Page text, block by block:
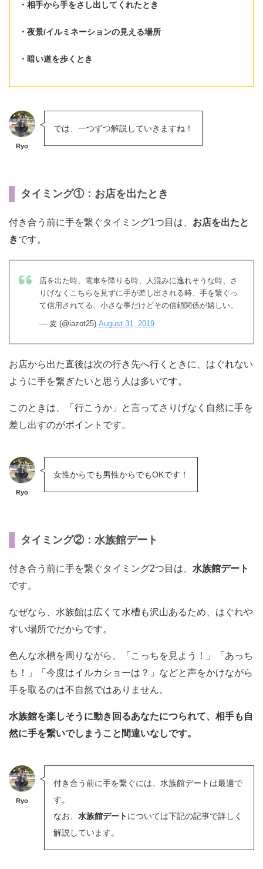
相手から手をさし出してくれたとき
夜景/イルミネーションの見える場所
暗い道を歩くとき
Ryo
では、一つずつ解説していきますね！
タイミング①：お店を出たとき
付き合う前に手を繋ぐタイミング1つ目は、 お店を出たと
きです。
店を出た時、電車を降りる時、人混みに逸れそうな時、さ
りげなくこちらを見ずに手が差し出される時、手を繋ぐっ
て信用されてる、小さな事だけどその信頼関係が嬉しい。
— 麦 (@iazot25) August 31, 2019
お店から出た直後は次の行き先へ行くときに、はぐれない
ように手を繋ぎたいと思う人は多いです。
このときは、「行こうか」と言ってさりげなく自然に手を
差し出すのがポイントです。
Ryo
女性からでも男性からでもOKです！
タイミング②：水族館デート
付き合う前に手を繋ぐタイミング2つ目は、 水族館デート
です。
なぜなら、水族館は広くて水槽も沢山あるため、はぐれや
すい場所でだからです。
色んな水槽を周りながら、「こっちを見よう！」「あっち
も！」「今度はイルカショーは？」などと声をかけながら
手を取るのは不自然ではありません。
水族館を楽しそうに動き回るあなたにつられて、相手も自
然に手を繋いでしまうこと間違いなしです。
Ryo
付き合う前に手を繋ぐには、水族館デートは最適で
す。
なお、 水族館デートについては下記の記事で詳しく
解説しています。